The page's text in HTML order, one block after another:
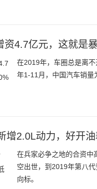
4.7亿元，这就是
在2019年，车圈总是离
年1-11月，中国汽车销量
增2.0L动力，好开
在兵家必争之地的合资中
空出世，到2019年第八
向标。